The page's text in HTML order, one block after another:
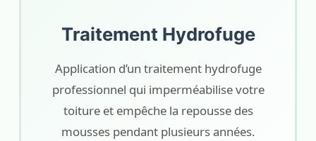
Traitement Hydrofuge
Application d’un traitement hydrofuge
professionnel qui imperméabilise votre
toiture et empêche la repousse des
mousses pendant plusieurs années.